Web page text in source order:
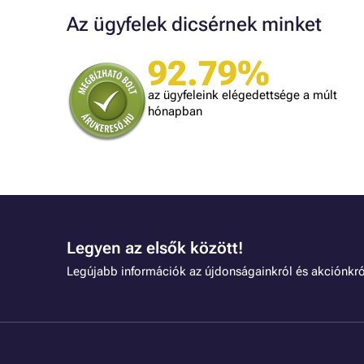
Az ügyfelek dicsérnek minket
92.79%
az ügyfeleink elégedettsége a múlt
hónapban
A bolt vásárlója
Minden úgy történt ahogyan ígérték.
gy kéne minden kereskedőnek dolgozni.
Legyen az elsők között!
Legújabb információk az újdonságainkról és